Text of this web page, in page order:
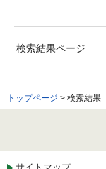
検索結果ページ
トップページ > 検索結果